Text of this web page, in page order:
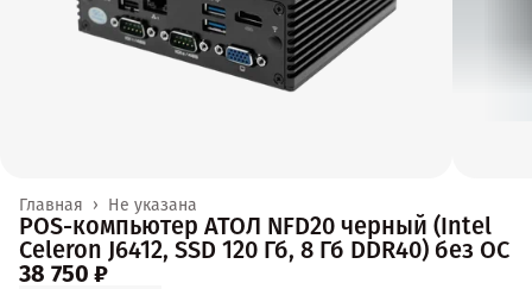
Не указана
Главная ›
POS-компьютер АТОЛ NFD20 черный (Intel
Celeron J6412, SSD 120 Гб, 8 Гб DDR40) без ОС
38 750 ₽